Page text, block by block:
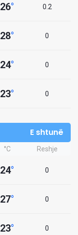
26° 0.2
28° 0
24° 0
23° 0
E shtunë
°C Reshje
24° 0
27° 0
23° 0